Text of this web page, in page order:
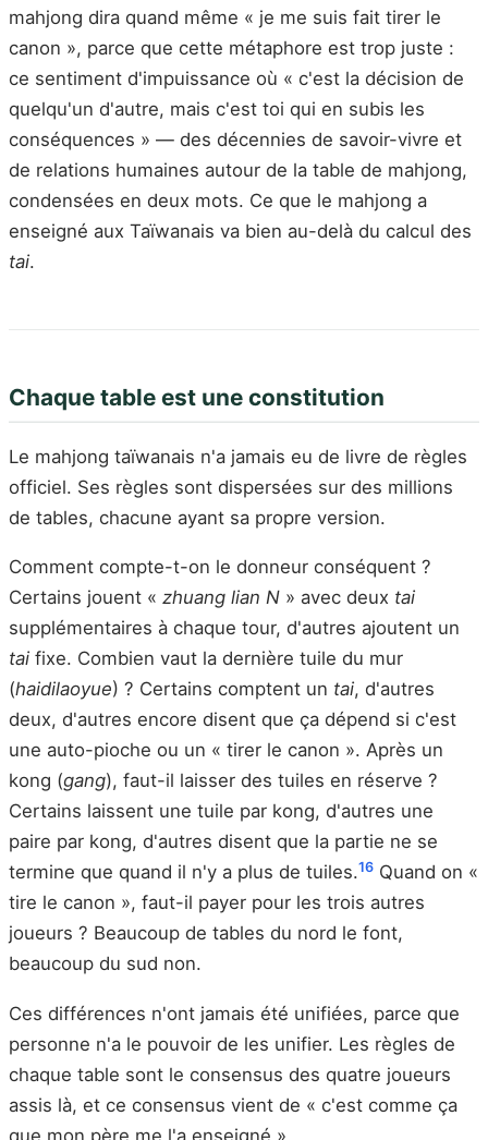
mahjong dira quand même « je me suis fait tirer le
canon », parce que cette métaphore est trop juste :
ce sentiment d'impuissance où « c'est la décision de
quelqu'un d'autre, mais c'est toi qui en subis les
conséquences » — des décennies de savoir-vivre et
de relations humaines autour de la table de mahjong,
condensées en deux mots. Ce que le mahjong a
enseigné aux Taïwanais va bien au-delà du calcul des
tai.
Chaque table est une constitution
Le mahjong taïwanais n'a jamais eu de livre de règles
officiel. Ses règles sont dispersées sur des millions
de tables, chacune ayant sa propre version.
Comment compte-t-on le donneur conséquent ?
Certains jouent « zhuang lian N » avec deux tai
supplémentaires à chaque tour, d'autres ajoutent un
tai fixe. Combien vaut la dernière tuile du mur
(haidilaoyue) ? Certains comptent un tai, d'autres
deux, d'autres encore disent que ça dépend si c'est
une auto-pioche ou un « tirer le canon ». Après un
kong (gang), faut-il laisser des tuiles en réserve ?
Certains laissent une tuile par kong, d'autres une
paire par kong, d'autres disent que la partie ne se
termine que quand il n'y a plus de tuiles.16 Quand on «
tire le canon », faut-il payer pour les trois autres
joueurs ? Beaucoup de tables du nord le font,
beaucoup du sud non.
Ces différences n'ont jamais été unifiées, parce que
personne n'a le pouvoir de les unifier. Les règles de
chaque table sont le consensus des quatre joueurs
assis là, et ce consensus vient de « c'est comme ça
que mon père me l'a enseigné ».